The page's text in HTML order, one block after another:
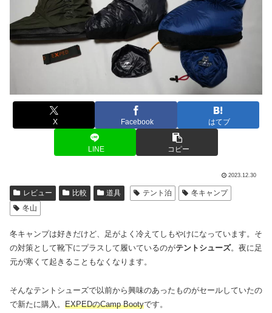
X Facebook はてブ
LINE コピー
2023.12.30
レビュー 比較 道具 テント泊
冬キャンプ
冬山
冬キャンプは好きだけど、足がよく冷えてしもやけになっています。そ
の対策として靴下にプラスして履いているのがテントシューズ。夜に足
元が寒くて起きることもなくなります。
そんなテントシューズで以前から興味のあったものがセールしていたの
で新たに購入。 EXPEDのCamp Bootyです。